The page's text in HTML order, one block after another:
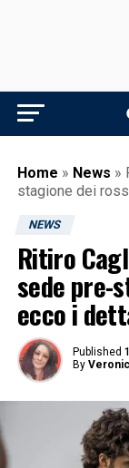
Home » News »
stagione dei
NEWS
Ritiro
sede pre-
ecco i
Published
By